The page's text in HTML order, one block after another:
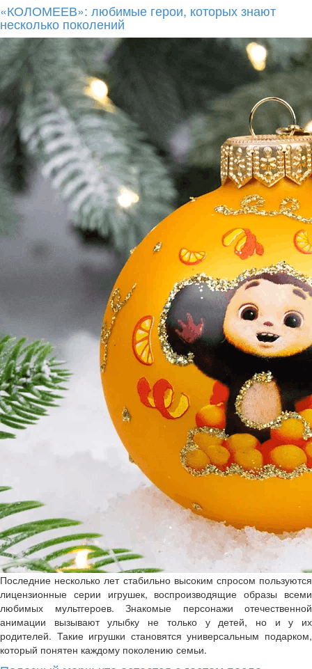
«КОЛОМЕЕВ»: любимые герои, которых знают
несколько поколений
Последние несколько лет стабильно высоким спросом пользуются
лицензионные серии игрушек, воспроизводящие образы всеми
любимых мультгероев. Знакомые персонажи отечественной
анимации вызывают улыбку не только у детей, но и у их
родителей. Такие игрушки становятся универсальным подарком,
который понятен каждому поколению семьи.